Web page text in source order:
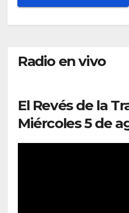
Radio en vivo
El Revés de la
Miércoles 5 de